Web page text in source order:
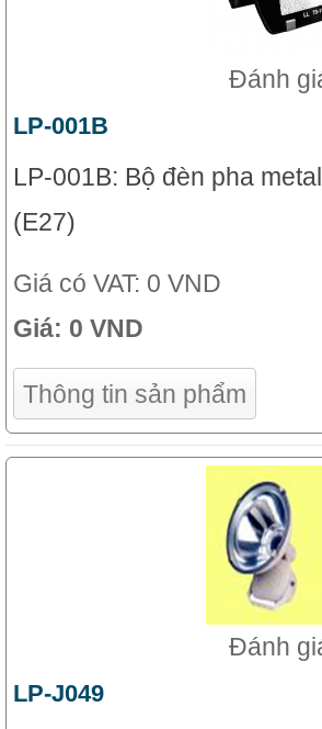
Đánh
LP-001B
LP-001B: Bộ đèn pha
(E27)
Giá có VAT: 0 VND
Giá: 0 VND
Thông tin sản phẩm
Đánh
LP-J049